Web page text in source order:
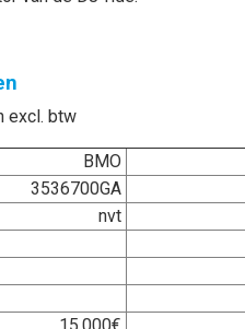
excl. btw
BMO
3536700GA
nvt